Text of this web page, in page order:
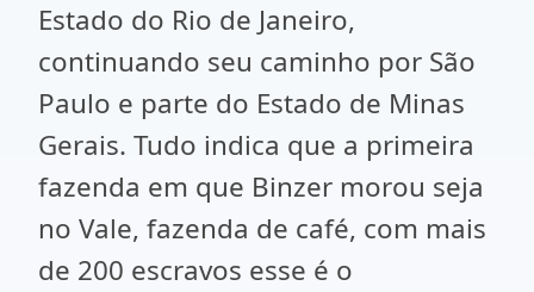
Estado do Rio de Janeiro,
continuando seu caminho por São
Paulo e parte do Estado de Minas
Gerais. Tudo indica que a primeira
fazenda em que Binzer morou seja
no Vale, fazenda de café, com mais
de 200 escravos esse é o